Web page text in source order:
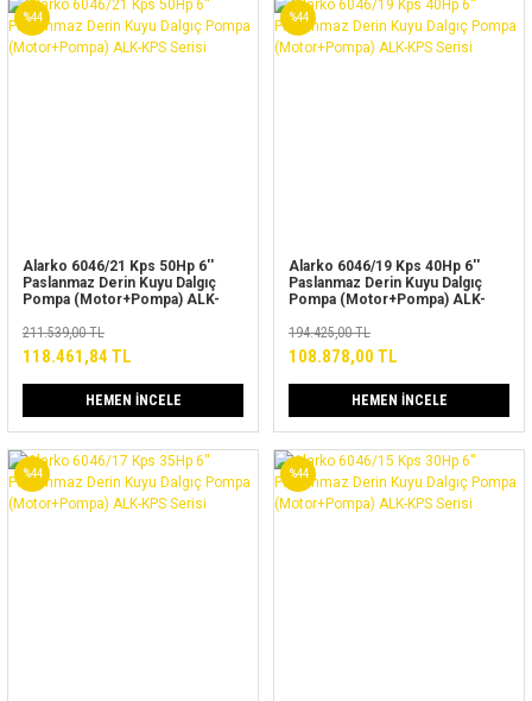
%44
Alarko 6046/21 Kps 50Hp 6''
Paslanmaz Derin Kuyu Dalgıç
Pompa (Motor+Pompa) ALK-
211.539,00 TL
118.461,84 TL
HEMEN İNCELE
%44
Alarko 6046/19 Kps 40Hp 6''
Paslanmaz Derin Kuyu Dalgıç
Pompa (Motor+Pompa) ALK-
194.425,00 TL
108.878,00 TL
HEMEN İNCELE
%44 %44